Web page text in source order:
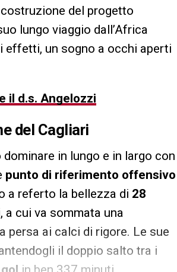
del progetto
lungo viaggio dall’Africa
effetti, un sogno a occhi aperti
il d.s. Angelozzi
del Cagliari
in lungo e in largo con
punto di riferimento offensivo
a referto la bellezza di 28
a cui va sommata una
persa ai calci di rigore. Le sue
il doppio salto tra i